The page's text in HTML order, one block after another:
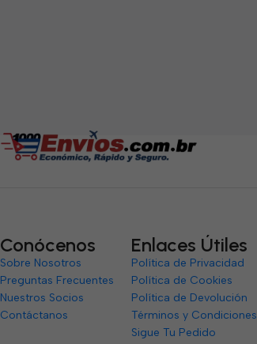
Conócenos
Sobre Nosotros
Preguntas Frecuentes
Nuestros Socios
Contáctanos
Enlaces Útiles
Política de Privacidad
Política de Cookies
Política de Devolución
Términos y Condiciones
Sigue Tu Pedido